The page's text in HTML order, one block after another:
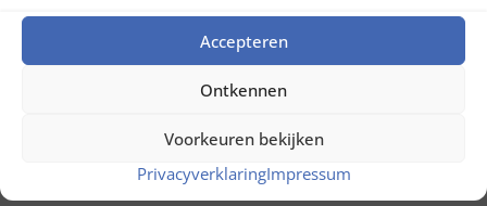
Accepteren
Ontkennen
Voorkeuren bekijken
PrivacyverklaringImpressum
Rondreis door de Banat in Roemenië